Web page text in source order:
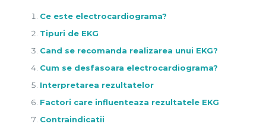
Ce este electrocardiograma?
Tipuri de EKG
Cand se recomanda realizarea unui EKG?
Cum se desfasoara electrocardiograma?
Interpretarea rezultatelor
Factori care influenteaza rezultatele EKG
Contraindicatii